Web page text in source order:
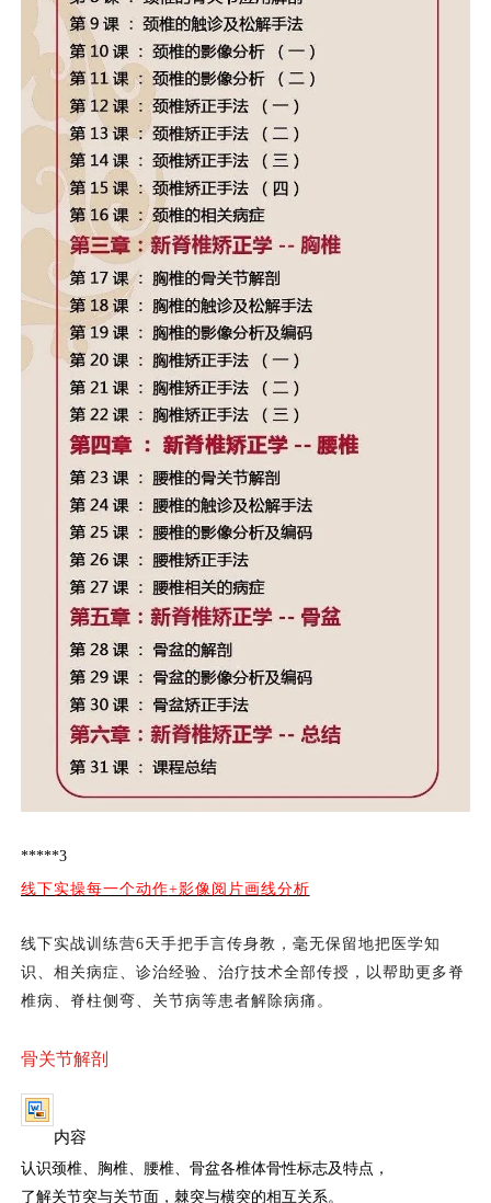
*****3
线下实操每一个动作+影像阅片画线分析
线下实战训练营6天手把手言传身教，毫无保留地把医学知
识、相关病症、诊治经验、治疗技术全部传授，以帮助更多脊
椎病、脊柱侧弯、关节病等患者解除病痛。
骨关节解剖
内容
认识颈椎、胸椎、腰椎、骨盆各椎体骨性标志及特点，
了解关节突与关节面，棘突与横突的相互关系。